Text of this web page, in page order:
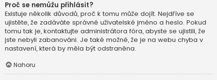
Proč se nemůžu přihlásit?
Existuje několik důvodů, proč k tomu může dojít. Nejdříve se
ujistěte, že zadáváte správné uživatelské jméno a heslo. Pokud
tomu tak je, kontaktujte administrátora fóra, abyste se ujistili, že
jste nebyli zabanováni. Je také možné, že je na webu chyba v
nastavení, která by měla být odstraněna.
Nahoru